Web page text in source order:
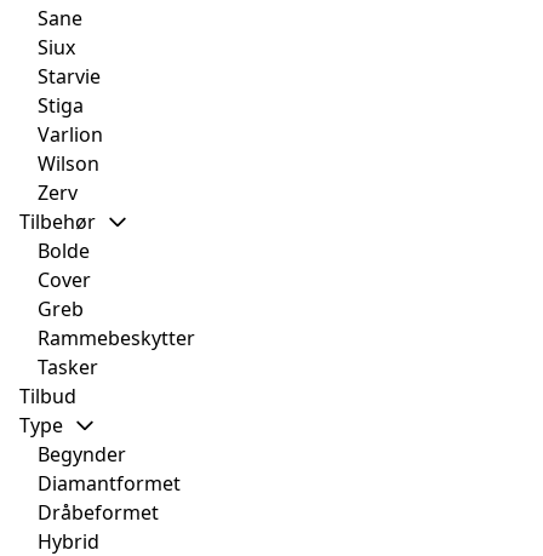
Sane
Siux
Starvie
Stiga
Varlion
Wilson
Zerv
Tilbehør
Bolde
Cover
Greb
Rammebeskytter
Tasker
Tilbud
Type
Begynder
Diamantformet
Dråbeformet
Hybrid